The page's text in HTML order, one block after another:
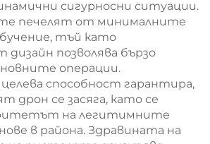
сигурносни ситуации.
печелят от минималните
тъй като
позволява бързо
операции.
способност гарантира,
дрон се засяга, като се
на легитимните
в района. Здравината на